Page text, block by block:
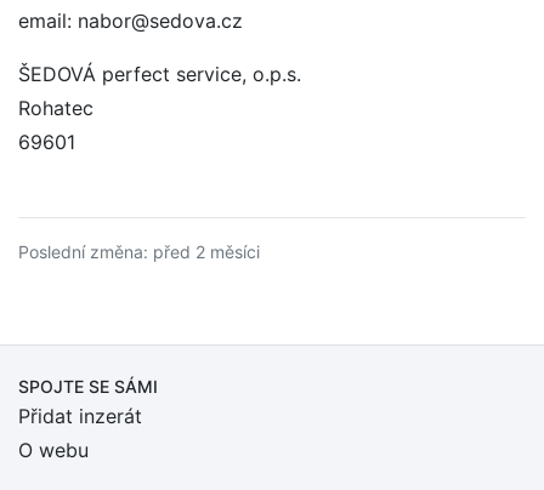
email: nabor@sedova.cz
ŠEDOVÁ perfect service, o.p.s.
Rohatec
69601
Poslední změna: před 2 měsíci
SPOJTE SE SÁMI
Přidat inzerát
O webu